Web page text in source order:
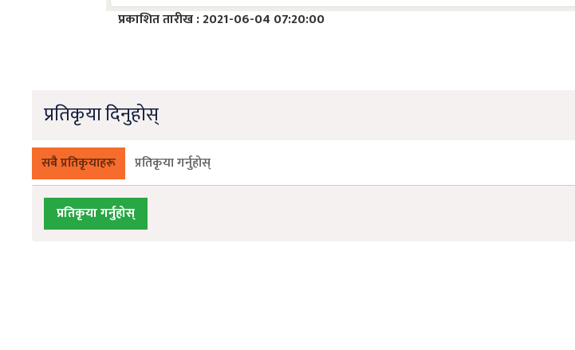
प्रकाशित तारीख : 2021-06-04 07:20:00
प्रतिकृया दिनुहोस्
सबै प्रतिकृयाहरू प्रतिकृया गर्नुहोस्
प्रतिकृया गर्नुहोस्